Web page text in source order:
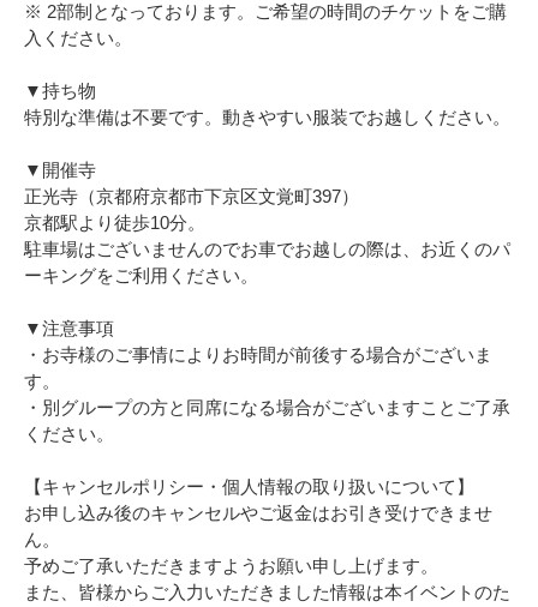
※ 2部制となっております。ご希望の時間のチケットをご購
入ください。
▼持ち物
特別な準備は不要です。動きやすい服装でお越しください。
▼開催寺
正光寺（京都府京都市下京区文覚町397）
京都駅より徒歩10分。
駐車場はございませんのでお車でお越しの際は、お近くのパ
ーキングをご利用ください。
▼注意事項
・お寺様のご事情によりお時間が前後する場合がございま
す。
・別グループの方と同席になる場合がございますことご了承
ください。
【キャンセルポリシー・個人情報の取り扱いについて】
お申し込み後のキャンセルやご返金はお引き受けできませ
ん。
予めご了承いただきますようお願い申し上げます。
また、皆様からご入力いただきました情報は本イベントのた